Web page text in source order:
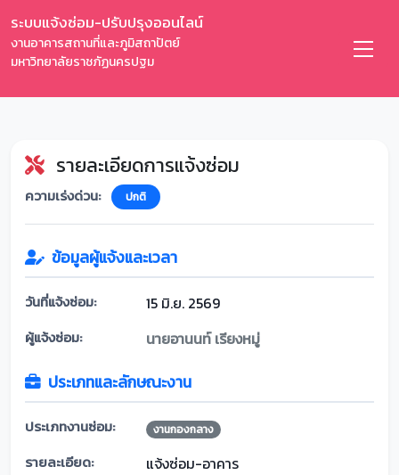
ระบบแจ้งซ่อม-ปรับปรุงออนไลน์
งานอาคารสถานที่และภูมิสถาปัตย์
มหาวิทยาลัยราชภัฏนครปฐม
รายละเอียดการแจ้งซ่อม
ความเร่งด่วน: ปกติ
ข้อมูลผู้แจ้งและเวลา
วันที่แจ้งซ่อม: 15 มิ.ย. 2569
ผู้แจ้งซ่อม: นายอานนท์ เรียงหมู่
ประเภทและลักษณะงาน
ประเภทงานซ่อม: งานกองกลาง
รายละเอียด: แจ้งซ่อม-อาคาร